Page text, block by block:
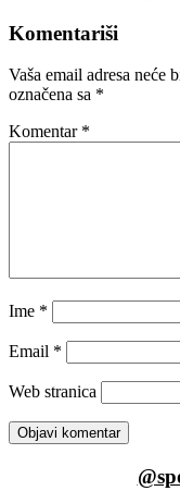
Komentariši
Vaša email adresa neće
označena sa *
Komentar *
Ime *
Email *
Web stranica